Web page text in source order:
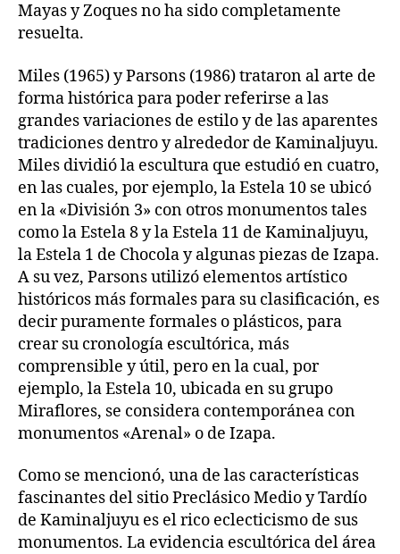
Mayas y Zoques no ha sido completamente
resuelta.
Miles (1965) y Parsons (1986) trataron al arte de
forma histórica para poder referirse a las
grandes variaciones de estilo y de las aparentes
tradiciones dentro y alrededor de Kaminaljuyu.
Miles dividió la escultura que estudió en cuatro,
en las cuales, por ejemplo, la Estela 10 se ubicó
en la «División 3» con otros monumentos tales
como la Estela 8 y la Estela 11 de Kaminaljuyu,
la Estela 1 de Chocola y algunas piezas de Izapa.
A su vez, Parsons utilizó elementos artístico
históricos más formales para su clasificación, es
decir puramente formales o plásticos, para
crear su cronología escultórica, más
comprensible y útil, pero en la cual, por
ejemplo, la Estela 10, ubicada en su grupo
Miraflores, se considera contemporánea con
monumentos «Arenal» o de Izapa.
Como se mencionó, una de las características
fascinantes del sitio Preclásico Medio y Tardío
de Kaminaljuyu es el rico eclecticismo de sus
monumentos. La evidencia escultórica del área